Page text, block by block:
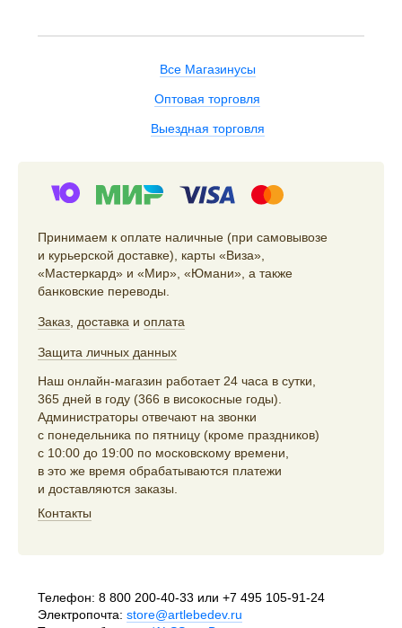
Все Магазинусы
Оптовая торговля
Выездная торговля
Принимаем к оплате наличные (при самовывозе
и курьерской доставке), карты «Виза»,
«Мастеркард» и «Мир», «Юмани», а также
банковские переводы.
Заказ доставка и оплата
Защита личных данных
Наш онлайн-магазин работает 24 часа в сутки,
365 дней в году (366 в високосные годы).
Администраторы отвечают на звонки
с понедельника по пятницу (кроме праздников)
с 10:00 до 19:00 по московскому времени,
в это же время обрабатываются платежи
и доставляются заказы.
Контакты
Телефон: 8 800 200-40-33 или +7 495 105-91-24
Электропочта: store@artlebedev.ru